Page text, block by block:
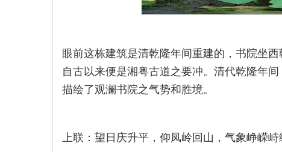
眼前这栋建筑是清乾隆年间重建的，书院坐
自古以来便是湘粤古道之要冲。清代乾隆年
描绘了观澜书院之气势和胜境。
上联：望日庆升平，仰凤岭回山，气象峥嵘峙